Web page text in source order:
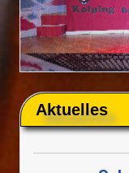
Aktuelles